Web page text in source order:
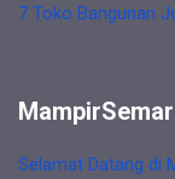
7 Toko Bangunan
Selamat Datang di